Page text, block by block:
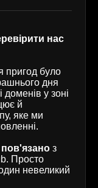
нас
пригод було
дня
доменів у зоні
й
яке ми
з
Просто
невеликий